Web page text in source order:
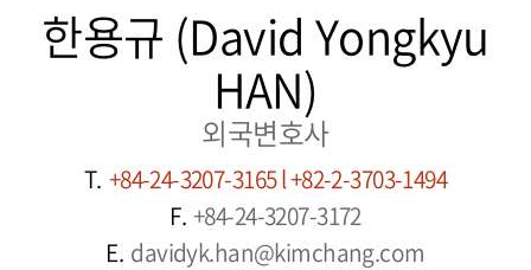
한용규 (David Yongkyu
HAN)
외국변호사
T. +84-24-3207-3165 l +82-2-3703-1494
F. +84-24-3207-3172
E. davidyk.han@kimchang.com